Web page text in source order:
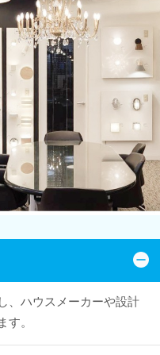
、ハウスメーカーや設計
す。